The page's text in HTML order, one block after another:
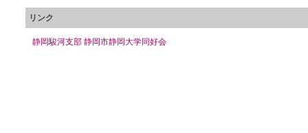
リンク
静岡駿河支部 静岡市静岡大学同好会